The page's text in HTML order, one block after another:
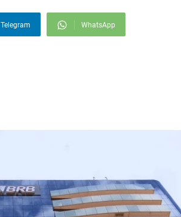
Telegram WhatsApp